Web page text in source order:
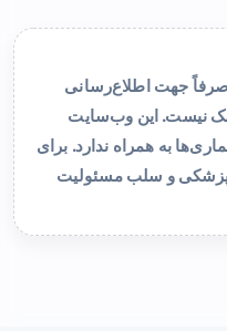
جهت اطلاع‌رسانی
نیست. این وب‌سایت
به همراه ندارد. برای
و سلب مسئولیت